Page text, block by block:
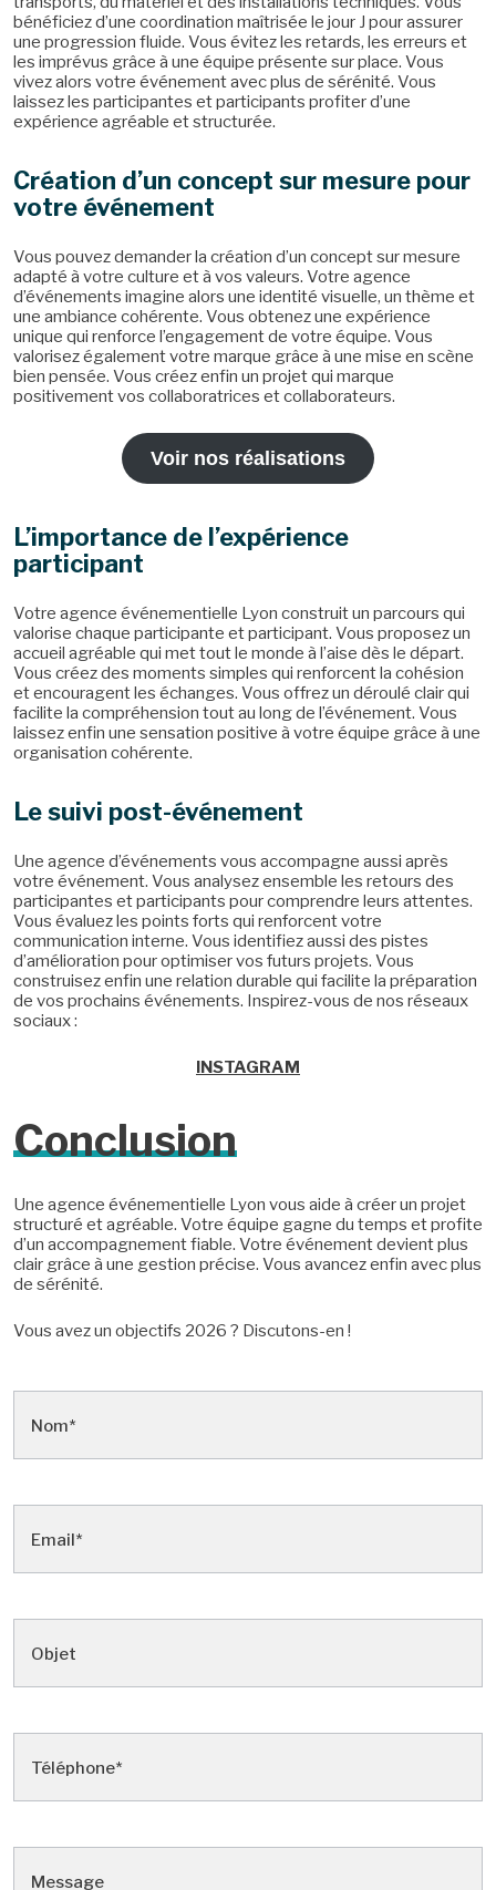
bénéficiez d’une coordination maîtrisée le jour J pour assurer
une progression fluide. Vous évitez les retards, les erreurs et
les imprévus grâce à une équipe présente sur place. Vous
vivez alors votre événement avec plus de sérénité. Vous
laissez les participantes et participants profiter d’une
expérience agréable et structurée.
Création d’un concept sur mesure pour
votre événement
Vous pouvez demander la création d’un concept sur mesure
adapté à votre culture et à vos valeurs. Votre agence
d’événements imagine alors une identité visuelle, un thème et
une ambiance cohérente. Vous obtenez une expérience
unique qui renforce l’engagement de votre équipe. Vous
valorisez également votre marque grâce à une mise en scène
bien pensée. Vous créez enfin un projet qui marque
positivement vos collaboratrices et collaborateurs.
Voir nos réalisations
L’importance de l’expérience
participant
Votre agence événementielle Lyon construit un parcours qui
valorise chaque participante et participant. Vous proposez un
accueil agréable qui met tout le monde à l’aise dès le départ.
Vous créez des moments simples qui renforcent la cohésion
et encouragent les échanges. Vous offrez un déroulé clair qui
facilite la compréhension tout au long de l’événement. Vous
laissez enfin une sensation positive à votre équipe grâce à une
organisation cohérente.
Le suivi post-événement
Une agence d’événements vous accompagne aussi après
votre événement. Vous analysez ensemble les retours des
participantes et participants pour comprendre leurs attentes.
Vous évaluez les points forts qui renforcent votre
communication interne. Vous identifiez aussi des pistes
d’amélioration pour optimiser vos futurs projets. Vous
construisez enfin une relation durable qui facilite la préparation
de vos prochains événements. Inspirez-vous de nos réseaux
sociaux :
INSTAGRAM
Conclusion
Une agence événementielle Lyon vous aide à créer un projet
structuré et agréable. Votre équipe gagne du temps et profite
d’un accompagnement fiable. Votre événement devient plus
clair grâce à une gestion précise. Vous avancez enfin avec plus
de sérénité.
Vous avez un objectifs 2026 ? Discutons-en !